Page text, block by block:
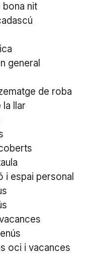
bona nit
general
de roba
la llar
i espai personal
oci i vacances